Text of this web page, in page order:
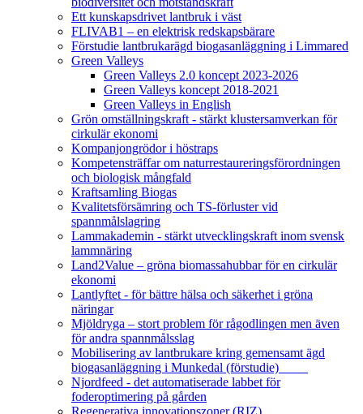
Ett kunskapsdrivet lantbruk i väst
FLIVAB1 – en elektrisk redskapsbärare
Förstudie lantbrukarägd biogasanläggning i Limmared
Green Valleys
Green Valleys 2.0 koncept 2023-2026
Green Valleys koncept 2018-2021
Green Valleys in English
Grön omställningskraft - stärkt klustersamverkan för
cirkulär ekonomi
Kompanjongrödor i höstraps
Kompetensträffar om naturrestaureringsförordningen
och biologisk mångfald
Kraftsamling Biogas
Kvalitetsförsämring och TS-förluster vid
spannmålslagring
Lammakademin - stärkt utvecklingskraft inom svensk
lammnäring
Land2Value – gröna biomassahubbar för en cirkulär
ekonomi
Lantlyftet - för bättre hälsa och säkerhet i gröna
näringar
Mjöldryga – stort problem för rågodlingen men även
för andra spannmålsslag
Mobilisering av lantbrukare kring gemensamt ägd
biogasanläggning i Munkedal (förstudie)
Njordfeed - det automatiserade labbet för
foderoptimering på gården
Regenerativa innovationszoner (RIZ)